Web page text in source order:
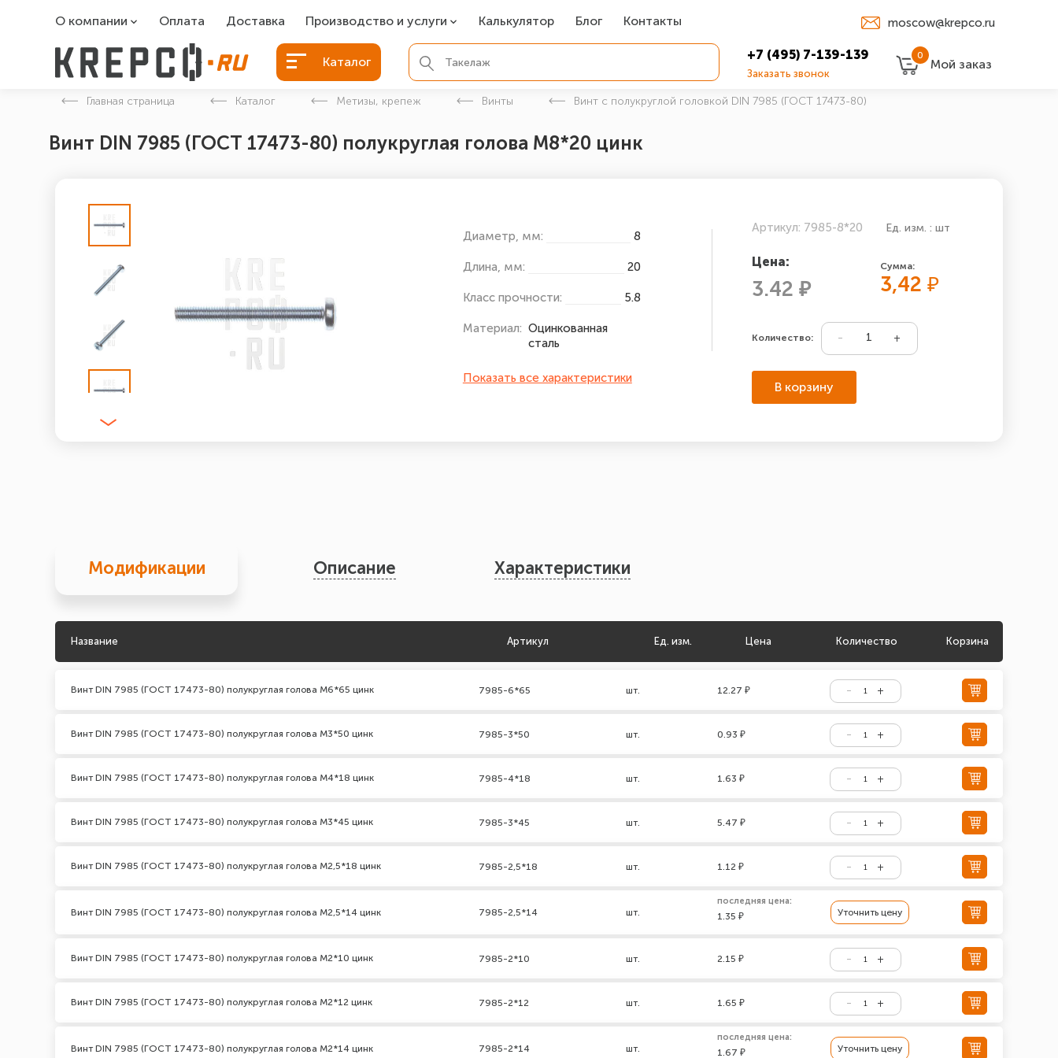
О компании
О компании
Оплата Доставка Производство и услуги
Болты БСР
Болты для фундамента
Закладные детали
Калькулятор Блог Контакты moscow@krepco.ru
Каталог +7 (495) 7-139-139
Заказать звонок
0
Мой заказ
Главная страница Каталог Метизы, крепеж Винты Винт с полукруглой головкой DIN 7985 (ГОСТ 17473-80)
Винт DIN 7985 (ГОСТ 17473-80) полукруглая голова М8*20 цинк
Диаметр, мм: 8
Длина, мм: 20
Класс прочности: 5.8
Материал: Оцинкованная
сталь
Показать все характеристики
Артикул: 7985-8*20 Ед. изм. : шт
Цена:
3.42 ₽
Сумма:
3,42₽
Количество:
В корзину
Модификации Описание Характеристики
Название Артикул Ед. изм. Цена Количество Корзина
Винт DIN 7985 (ГОСТ 17473-80) полукруглая голова М6*65 цинк 7985-6*65 шт. 12.27 ₽
Винт DIN 7985 (ГОСТ 17473-80) полукруглая голова М3*50 цинк 7985-3*50 шт. 0.93 ₽
Винт DIN 7985 (ГОСТ 17473-80) полукруглая голова М4*18 цинк 7985-4*18 шт. 1.63 ₽
Винт DIN 7985 (ГОСТ 17473-80) полукруглая голова М3*45 цинк 7985-3*45 шт. 5.47 ₽
Винт DIN 7985 (ГОСТ 17473-80) полукруглая голова М2,5*18 цинк 7985-2,5*18 шт. 1.12 ₽
Винт DIN 7985 (ГОСТ 17473-80) полукруглая голова М2,5*14 цинк 7985-2,5*14 шт.
последняя цена:
1.35 ₽ Уточнить цену
Винт DIN 7985 (ГОСТ 17473-80) полукруглая голова М2*10 цинк 7985-2*10 шт. 2.15 ₽
Винт DIN 7985 (ГОСТ 17473-80) полукруглая голова М2*12 цинк 7985-2*12 шт. 1.65 ₽
Винт DIN 7985 (ГОСТ 17473-80) полукруглая голова М2*14 цинк 7985-2*14 шт.
последняя цена:
1.67 ₽ Уточнить цену